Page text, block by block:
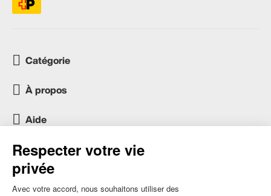
Catégorie
À propos
Aide
Service client
occasion.migros.mobile@recommerce.com